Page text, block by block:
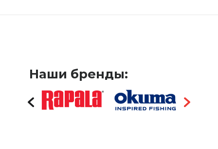
Наши бренды: